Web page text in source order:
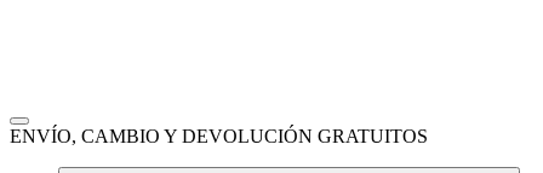
ENVÍO, CAMBIO Y DEVOLUCIÓN GRATUITOS